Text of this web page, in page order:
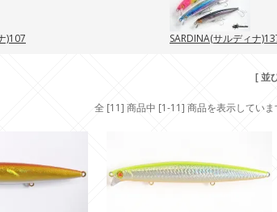
)107 SARDINA(サルディナ
[ 並
全 [11] 商品中 [1-11] 商品を表示していま